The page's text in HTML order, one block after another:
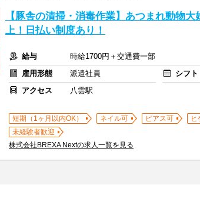
【豚舎の清掃・消毒作業】あつまれ動物
上！日払い制度あり！
給与
時給1700円＋交通費一部
雇用形態
派遣社員 シフト
アクセス
八雲駅
短期（1ヶ月以内OK） ネイル可 ピアス可
ヒ
未経験者歓迎
株式会社BREXA Nextの求人一覧を見る